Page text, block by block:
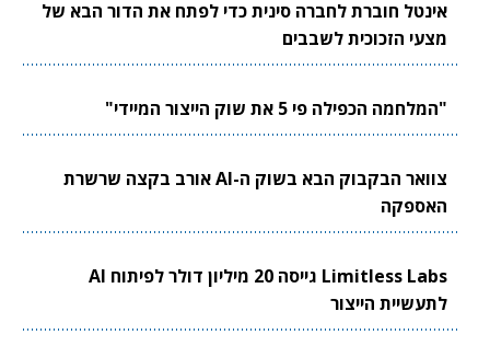
אינטל חוברת לחברה סינית כדי לפתח את הדור הבא של
מצעי הזכוכית לשבבים
"המלחמה הכפילה פי 5 את שוק הייצור המיידי"
צוואר הבקבוק הבא בשוק ה-AI אורב בקצה שרשרת
האספקה
Limitless Labs גייסה 20 מיליון דולר לפיתוח AI
לתעשיית הייצור